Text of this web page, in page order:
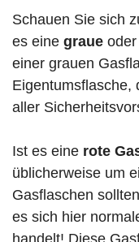
Schauen Sie sich
es eine graue oder
einer grauen
Eigentumsflasche,
aller
Ist es eine rote
üblicherweise um
Gasflaschen
es sich hier